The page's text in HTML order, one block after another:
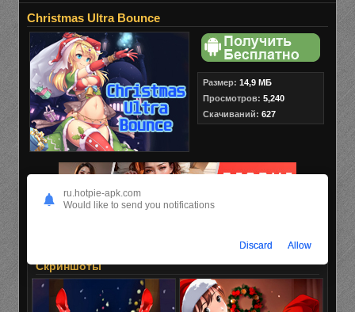
Christmas Ultra Bounce
Размер: 14,9 МБ
Просмотров: 5,240
Скачиваний: 627
Скриншоты
ru.hotpie-apk.com
Would like to send you notifications
Discard Allow